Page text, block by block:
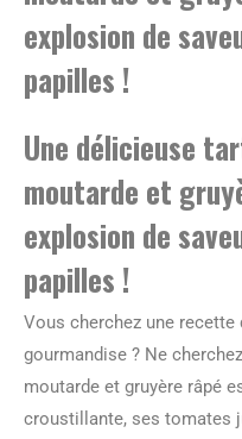
explosion de
papilles !
Une délicieuse
moutarde et
explosion de
papilles !
Vous cherchez une
gourmandise ? Ne
moutarde et gruyère râpé
croustillante, ses tomates